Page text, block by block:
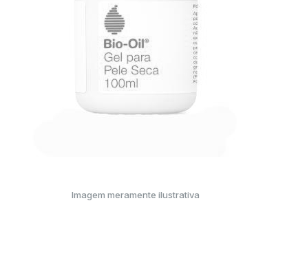
Imagem meramente ilustrativa